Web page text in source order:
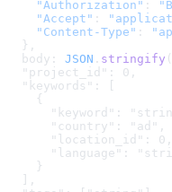
    "Authorization"
:
    "Accept"
:
    "Content-Type"
:
  },
  body:
JSON . stringify (
  "project_id": 0,
  "keywords": [
    {
"keyword":
      "country": "ad",
      "location_id": 0,
"language":
    }
  ],